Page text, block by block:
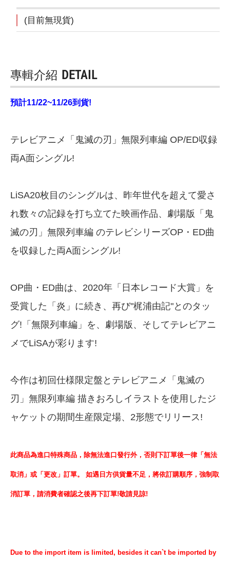
(目前無現貨)
專輯介紹 DETAIL
預計11/22~11/26到貨!
テレビアニメ「鬼滅の刃」無限列車編 OP/ED収録
両A面シングル!
LiSA20枚目のシングルは、昨年世代を超えて愛さ
れ数々の記録を打ち立てた映画作品、劇場版「鬼
滅の刃」無限列車編 のテレビシリーズOP・ED曲
を収録した両A面シングル!
OP曲・ED曲は、2020年「日本レコード大賞」を
受賞した「炎」に続き、再び"梶浦由記"とのタッ
グ!「無限列車編」を、劇場版、そしてテレビアニ
メでLiSAが彩ります!
今作は初回仕様限定盤とテレビアニメ「鬼滅の
刃」無限列車編 描きおろしイラストを使用したジ
ャケットの期間生産限定場、2形態でリリース!
此商品為進口特殊商品，除無法進口發行外，否則下訂單後一律「無法
取消」或「更改」訂單。 如遇日方供貨量不足，將依訂購順序，強制取
消訂單，請消費者確認之後再下訂單!敬請見諒!
Due to the import item is limited, besides it can`t be imported by